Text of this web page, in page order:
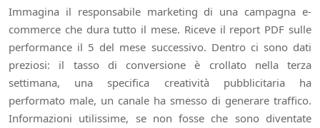
Immagina il responsabile marketing di una campagna e-
commerce che dura tutto il mese. Riceve il report PDF sulle
performance il 5 del mese successivo. Dentro ci sono dati
preziosi: il tasso di conversione è crollato nella terza
settimana, una specifica creatività pubblicitaria ha
performato male, un canale ha smesso di generare traffico.
Informazioni utilissime, se non fosse che sono diventate